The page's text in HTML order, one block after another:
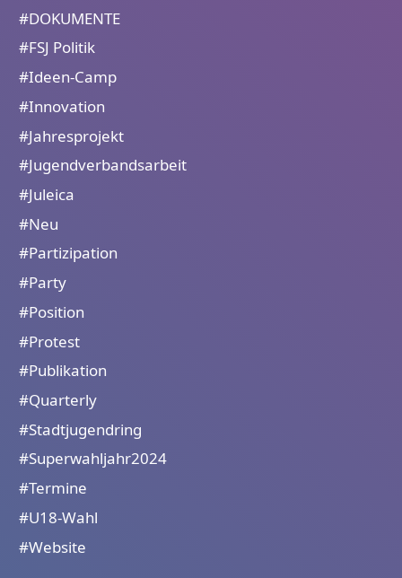
#DOKUMENTE
#FSJ Politik
#Ideen-Camp
#Innovation
#Jahresprojekt
#Jugendverbandsarbeit
#Juleica
#Neu
#Partizipation
#Party
#Position
#Protest
#Publikation
#Quarterly
#Stadtjugendring
#Superwahljahr2024
#Termine
#U18-Wahl
#Website